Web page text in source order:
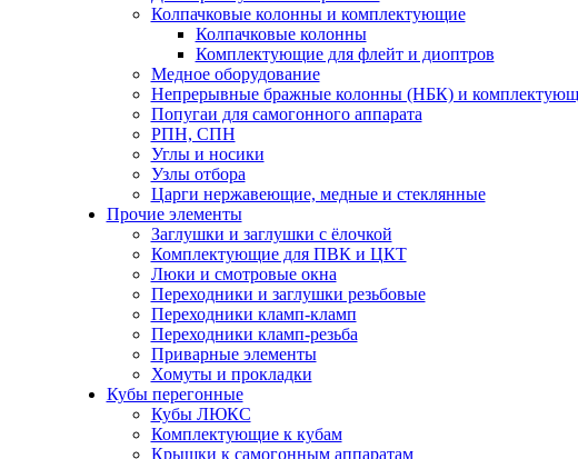
Колпачковые колонны и комплектующие
Колпачковые колонны
Комплектующие для флейт и диоптров
Медное оборудование
Непрерывные бражные колонны (НБК) и
Попугаи для самогонного аппарата
РПН, СПН
Углы и носики
Узлы отбора
Царги нержавеющие, медные и стеклянные
Прочие элементы
Заглушки и заглушки с ёлочкой
Комплектующие для ПВК и ЦКТ
Люки и смотровые окна
Переходники и заглушки резьбовые
Переходники кламп-кламп
Переходники кламп-резьба
Приварные элементы
Хомуты и прокладки
Кубы перегонные
Кубы ЛЮКС
Комплектующие к кубам
Крышки к самогонным аппаратам